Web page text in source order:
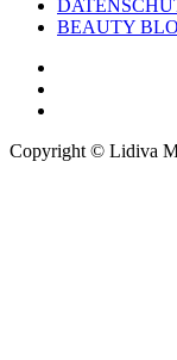
BEAUTY
Copyright © Lidiva